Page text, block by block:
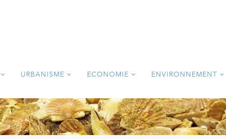
URBANISME ECONOMIE ENVIRONNEMENT